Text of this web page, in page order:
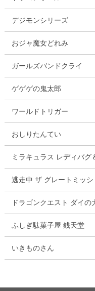
デジモンシリーズ
おジャ魔女どれみ
ガールズバンドクライ
ゲゲゲの鬼太郎
ワールドトリガー
おしりたんてい
ミラキュラス レディバグ
逃走中 ザ グレートミッシ
ドラゴンクエスト ダイの
ふしぎ駄菓子屋 銭天堂
いきものさん